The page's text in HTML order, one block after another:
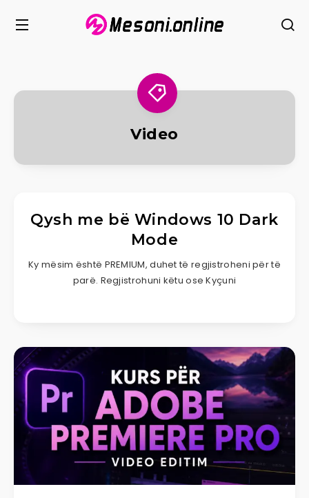
Video
Qysh me bë Windows 10 Dark
Mode
Ky mësim është PREMIUM, duhet të regjistroheni për të
parë. Regjistrohuni këtu ose Kyçuni